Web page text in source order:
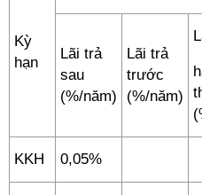
Kỳ
hạn
Lãi trả
sau
(%/năm)
Lãi trả
trước
(%/năm)
KKH 0,05%